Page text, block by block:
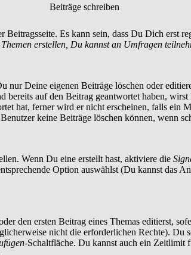
Beiträge schreiben
Es kann sein, dass Du Dich erst
erstellen, Du kannst an Umfragen
Deine eigenen Beiträge löschen oder
auf den Beitrag geantwortet haben,
hat, ferner wird er nicht erscheinen, falls ein
keine Beiträge löschen können, wenn
Wenn Du eine erstellt hast, aktiviere die
Option auswählst (Du kannst das
den ersten Beitrag eines Themas editierst,
nicht die erforderlichen Rechte).
-Schaltfläche. Du kannst auch ein Zeitlimit